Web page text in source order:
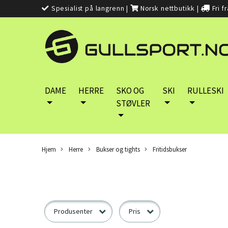
Spesialist på langrenn | Norsk nettbutikk | Fri
DAME HERRE
SKO OG
STØVLER
SKI RULLESKI
Hjem Herre Bukser og tights Fritidsbukser
Produsenter Pris